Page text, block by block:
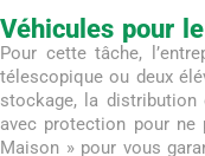
Véhicules pour
Pour cette tâche,
télescopique ou deux
stockage, la
avec protection pour
Maison » pour vous